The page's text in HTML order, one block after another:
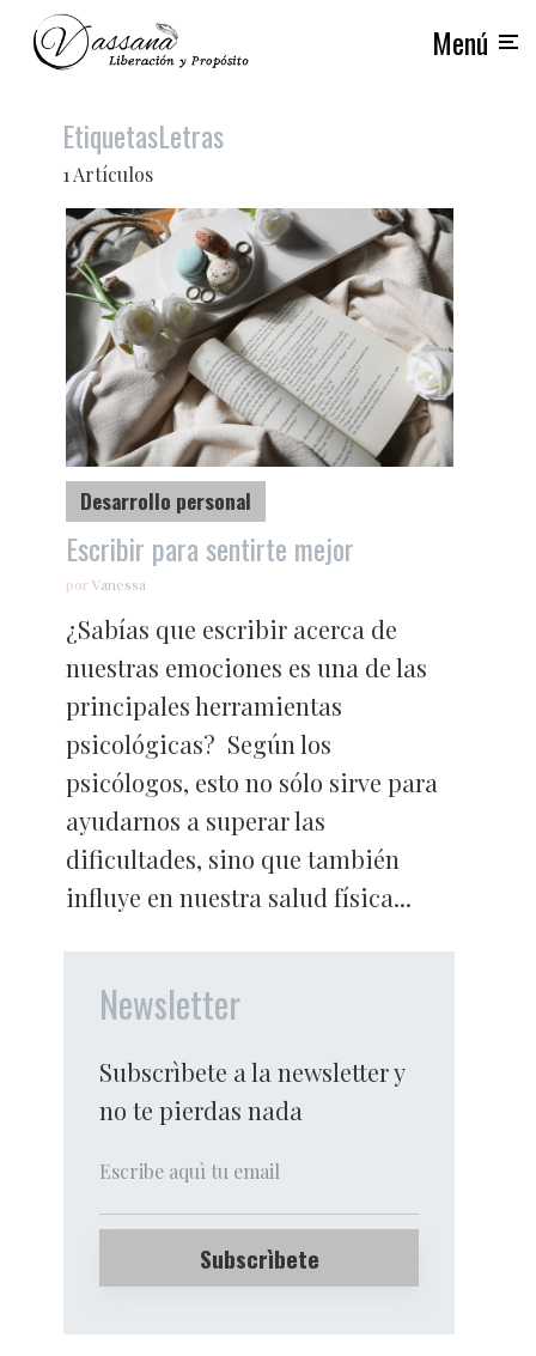
Menú
EtiquetasLetras
1 Artículos
Desarrollo personal
Escribir para sentirte mejor
porVanessa
¿Sabías que escribir acerca de
nuestras emociones es una de las
principales herramientas
psicológicas? Según los
psicólogos, esto no sólo sirve para
ayudarnos a superar las
dificultades, sino que también
influye en nuestra salud física...
Newsletter
Subscrìbete a la newsletter y
no te pierdas nada